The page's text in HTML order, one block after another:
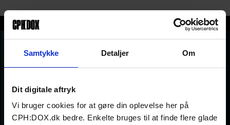
Samtykke Detaljer Om
Dit digitale aftryk
Vi bruger cookies for at gøre din oplevelse her på
CPH:DOX.dk bedre. Enkelte bruges til at finde flere glade
Victor Koessl